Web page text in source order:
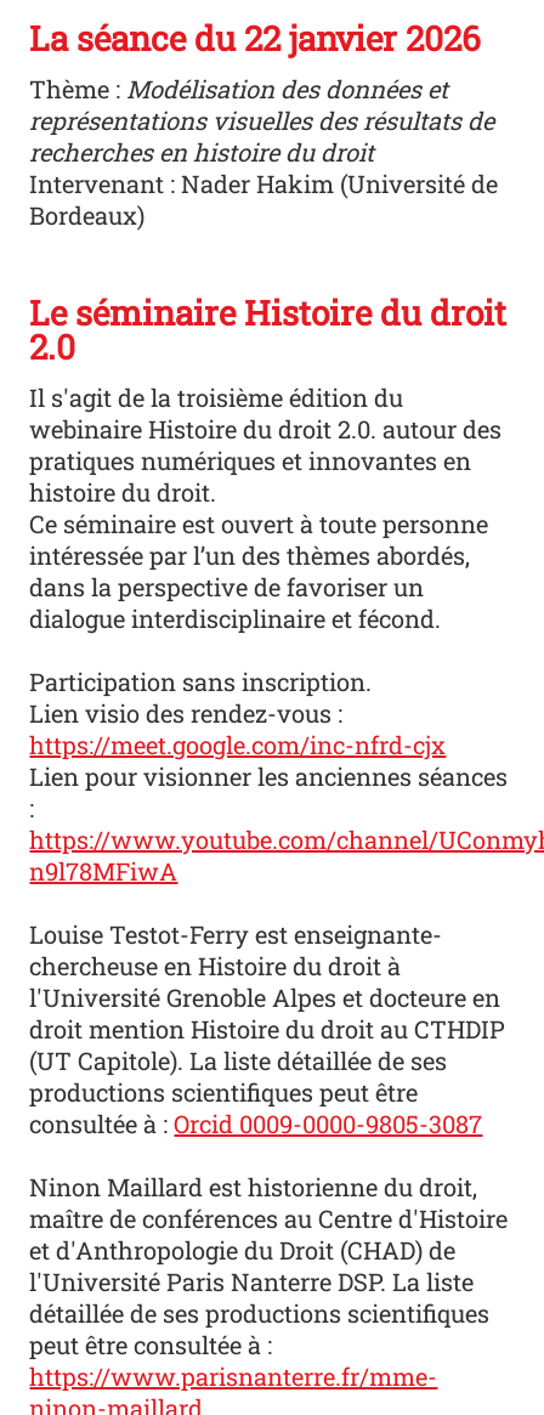
La séance du 22 janvier 2026
Thème : Modélisation des données et
représentations visuelles des résultats de
recherches en histoire du droit
Intervenant : Nader Hakim (Université de
Bordeaux)
Le séminaire Histoire du droit
2.0
Il s'agit de la troisième édition du
webinaire Histoire du droit 2.0. autour des
pratiques numériques et innovantes en
histoire du droit.
Ce séminaire est ouvert à toute personne
intéressée par l’un des thèmes abordés,
dans la perspective de favoriser un
dialogue interdisciplinaire et fécond.
Participation sans inscription.
Lien visio des rendez-vous :
https://meet.google.com/inc-nfrd-cjx
Lien pour visionner les anciennes séances
:
https://www.youtube.com/channel/
n9l78MFiwA
Louise Testot-Ferry est enseignante-
chercheuse en Histoire du droit à
l'Université Grenoble Alpes et docteure en
droit mention Histoire du droit au CTHDIP
(UT Capitole). La liste détaillée de ses
productions scientifiques peut être
consultée à :Orcid 0009-0000-9805-3087
Ninon Maillard est historienne du droit,
maître de conférences au Centre d'Histoire
et d'Anthropologie du Droit (CHAD) de
l'Université Paris Nanterre DSP. La liste
détaillée de ses productions scientifiques
peut être consultée à :
https://www.parisnanterre.fr/mme-
ninon-maillard